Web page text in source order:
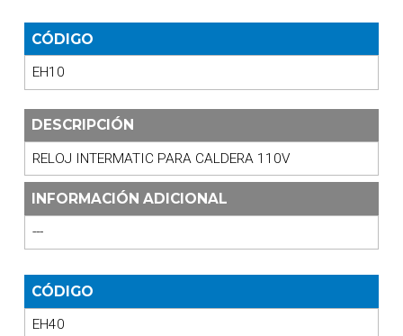
CÓDIGO
EH10
DESCRIPCIÓN
RELOJ INTERMATIC PARA CALDERA 110V
INFORMACIÓN ADICIONAL
---
CÓDIGO
EH40